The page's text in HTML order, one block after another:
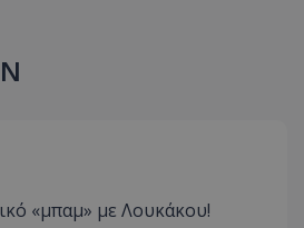
«μπαμ» με Λουκάκου!